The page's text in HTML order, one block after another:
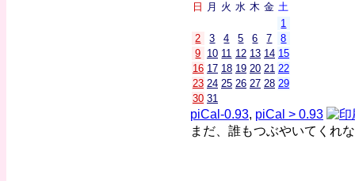
日 月 火 水 木 金 土
1
2
3 4 5 6 7
8
9 10 11 12 13 14 15
16 17 18 19 20 21 22
23 24 25 26 27 28 29
30 31
piCal-0.93, piCal > 0.93
まだ、誰もつぶやいてくれ